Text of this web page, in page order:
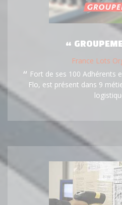
France Lots
Fort de ses 100 Adhérents
Flo, est présent dans 9